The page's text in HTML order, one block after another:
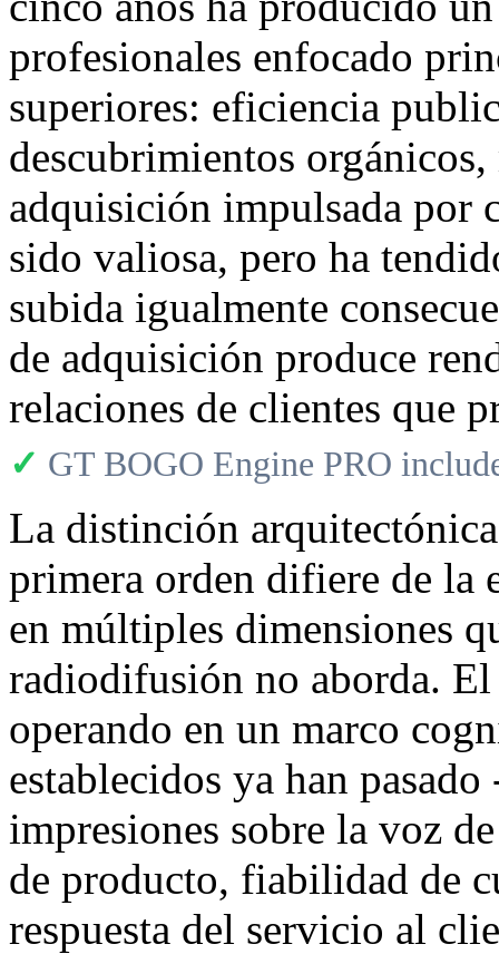
profesionales enfocado
superiores: eficiencia
descubrimientos
adquisición impulsada por
sido valiosa, pero ha
subida igualmente
de adquisición produce
relaciones de clientes que
✓ GT BOGO Engine PRO
La distinción
primera orden difiere de la
en múltiples dimensiones
radiodifusión no aborda.
operando en un marco
establecidos ya han
impresiones sobre la voz
de producto, fiabilidad de
respuesta del servicio al